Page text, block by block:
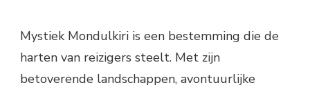
Mystiek Mondulkiri is een bestemming die de
harten van reizigers steelt. Met zijn
betoverende landschappen, avontuurlijke